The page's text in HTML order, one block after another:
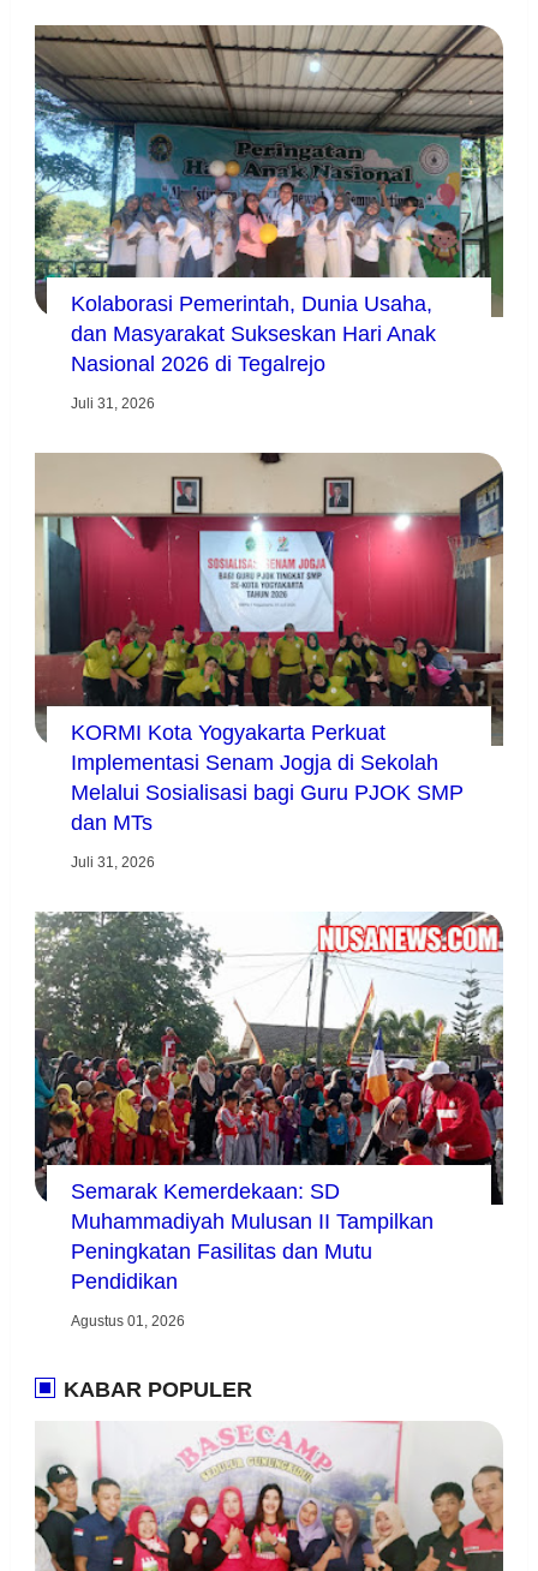
Kolaborasi Pemerintah, Dunia Usaha,
dan Masyarakat Sukseskan Hari Anak
Nasional 2026 di Tegalrejo
Juli 31, 2026
KORMI Kota Yogyakarta Perkuat
Implementasi Senam Jogja di Sekolah
Melalui Sosialisasi bagi Guru PJOK SMP
dan MTs
Juli 31, 2026
Semarak Kemerdekaan: SD
Muhammadiyah Mulusan II Tampilkan
Peningkatan Fasilitas dan Mutu
Pendidikan
Agustus 01, 2026
KABAR POPULER